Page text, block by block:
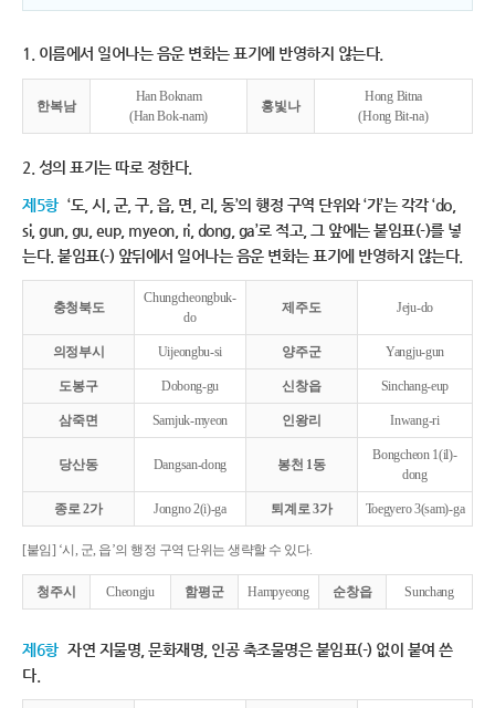
1. 이름에서 일어나는 음운 변화는 표기에 반영하지 않는다.
한복남
Han Boknam
(Han Bok-nam)
홍빛나
Hong Bitna
(Hong Bit-na)
2. 성의 표기는 따로 정한다.
제5항 ‘도, 시, 군, 구, 읍, 면, 리, 동’의 행정 구역 단위와 ‘가’는 각각 ‘do,
si, gun, gu, eup, myeon, ri, dong, ga’로 적고, 그 앞에는 붙임표(-)를 넣
는다. 붙임표(-) 앞뒤에서 일어나는 음운 변화는 표기에 반영하지 않는다.
충청북도
Chungcheongbuk-
do
제주도 Jeju-do
의정부시 Uijeongbu-si 양주군 Yangju-gun
도봉구 Dobong-gu 신창읍 Sinchang-eup
삼죽면 Samjuk-myeon 인왕리 Inwang-ri
당산동 Dangsan-dong 봉천 1동
Bongcheon 1(il)-
dong
종로 2가 Jongno 2(i)-ga 퇴계로 3가 Toegyero 3(sam)-ga
[붙임] ‘시, 군, 읍’의 행정 구역 단위는 생략할 수 있다.
청주시 Cheongju 함평군 Hampyeong 순창읍 Sunchang
제6항 자연 지물명, 문화재명, 인공 축조물명은 붙임표(-) 없이 붙여 쓴
다.